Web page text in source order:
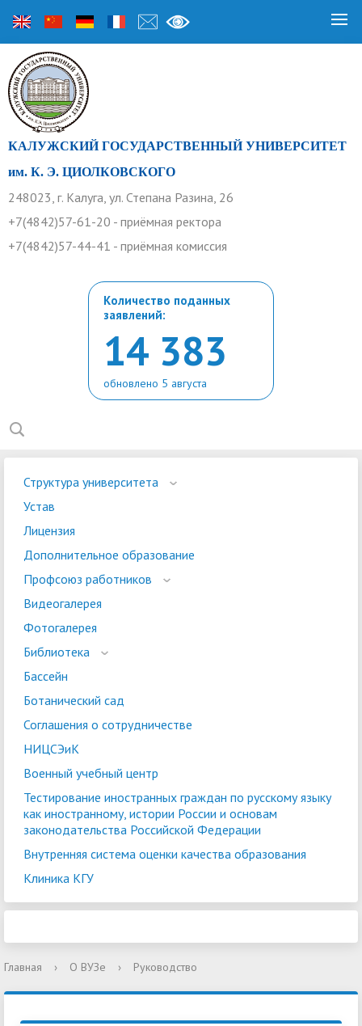
КАЛУЖСКИЙ ГОСУДАРСТВЕННЫЙ УНИВЕРСИТЕТ
им. К. Э. ЦИОЛКОВСКОГО
248023, г. Калуга, ул. Степана Разина, 26
+7(4842)57-61-20 - приёмная ректора
+7(4842)57-44-41 - приёмная комиссия
Количество поданных
заявлений:
14 383
обновлено 5 августа
Структура университета
Устав
Лицензия
Дополнительное образование
Профсоюз работников
Видеогалерея
Фотогалерея
Библиотека
Бассейн
Ботанический сад
Соглашения о сотрудничестве
НИЦСЭиК
Военный учебный центр
Тестирование иностранных граждан по русскому языку
как иностранному, истории России и основам
законодательства Российской Федерации
Внутренняя система оценки качества образования
Клиника КГУ
Главная › О ВУЗе › Руководство